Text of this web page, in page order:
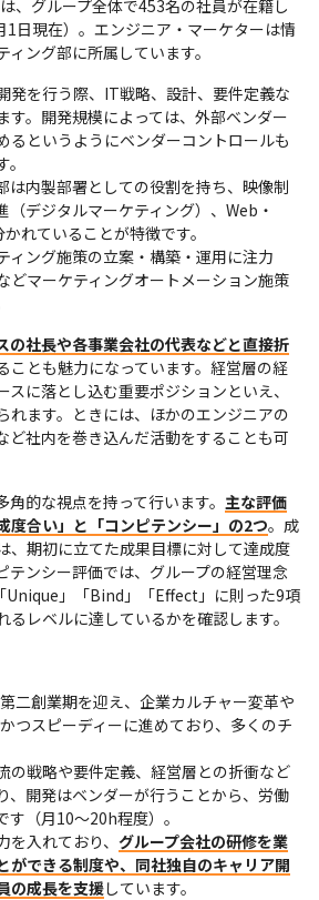
、グループ全体で453名の社員が在籍し
1日現在）。エンジニア・マーケターは情
ング部に所属しています。
発を行う際、IT戦略、設計、要件定義な
す。開発規模によっては、外部ベンダー
るというようにベンダーコントロールも
は内製部署としての役割を持ち、映像制
（デジタルマーケティング）、Web・
れていることが特徴です。
ィング施策の立案・構築・運用に注力
どマーケティングオートメーション施策
の社長や各事業会社の代表などと直接折
ことも魅力になっています。経営層の経
に落とし込む重要ポジションといえ、
れます。ときには、ほかのエンジニアの
ど社内を巻き込んだ活動をすることも可
的な視点を持って行います。 主な評価
度合い」と「コンピテンシー」の2つ。成
、期初に立てた成果目標に対して達成度
テンシー評価では、グループの経営理念
」「Bind」「Effect」に則った9項
るレベルに達しているかを確認します。
二創業期を迎え、企業カルチャー変革や
つスピーディーに進めており、多くのチ
の戦略や要件定義、経営層との折衝など
、開発はベンダーが行うことから、労働
（月10～20h程度）。
入れており、 グループ会社の研修を業
ができる制度や、同社独自のキャリア開
の成長を支援しています。